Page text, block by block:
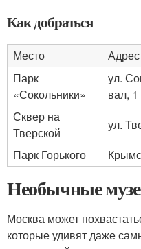
Как добраться
Место Адрес
Парк
«Сокольники»
ул.
вал, 1
Сквер на
Тверской
ул.
Парк Горького
Необычные
Москва может
которые удивят даже